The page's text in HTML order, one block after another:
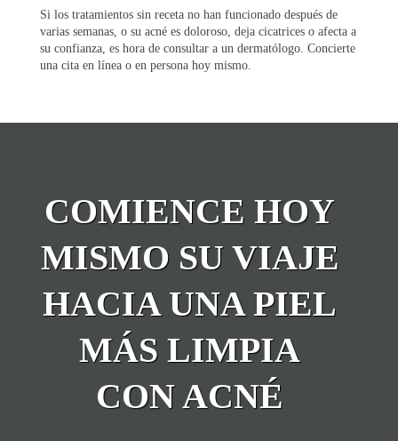
Si los tratamientos sin receta no han funcionado después de
varias semanas, o su acné es doloroso, deja cicatrices o afecta a
su confianza, es hora de consultar a un dermatólogo. Concierte
una cita en línea o en persona hoy mismo.
COMIENCE HOY
MISMO SU VIAJE
HACIA UNA PIEL
MÁS LIMPIA
CON ACNÉ